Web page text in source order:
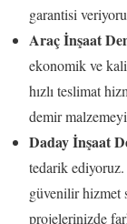
garantisi
Araç İnşaat
ekonomik ve
hızlı teslimat
demir
Daday İnşaat
tedarik
güvenilir hizmet
projelerinizde